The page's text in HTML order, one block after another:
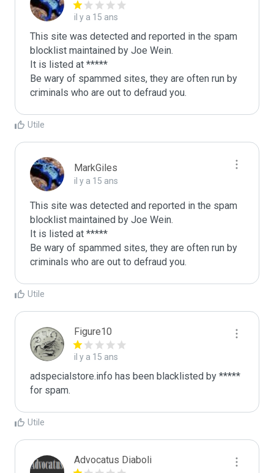
il y a 15 ans
This site was detected and reported in the spam
blocklist maintained by Joe Wein.
It is listed at *****
Be wary of spammed sites, they are often run by
criminals who are out to defraud you.
Utile
MarkGiles
il y a 15 ans
This site was detected and reported in the spam
blocklist maintained by Joe Wein.
It is listed at *****
Be wary of spammed sites, they are often run by
criminals who are out to defraud you.
Utile
Figure10
il y a 15 ans
adspecialstore.info has been blacklisted by *****
for spam.
Utile
Advocatus Diaboli